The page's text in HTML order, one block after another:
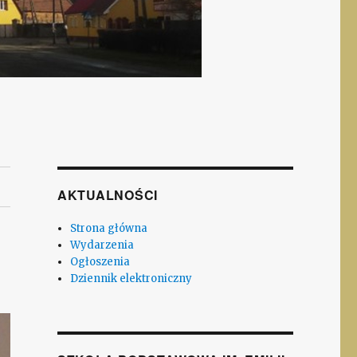
AKTUALNOŚCI
Strona główna
Wydarzenia
Ogłoszenia
Dziennik elektroniczny